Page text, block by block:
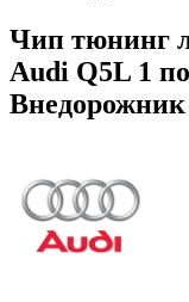
Чип тюнинг
Audi Q5L 1
Внедорожник